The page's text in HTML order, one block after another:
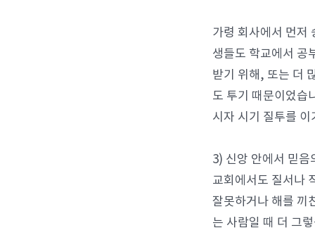
가령 회사에서 먼저
생들도 학교에서 공
받기 위해, 또는 더
도 투기 때문이었습
시자 시기 질투를
3) 신앙 안에서 믿음
교회에서도 질서나
잘못하거나 해를 끼
는 사람일 때 더 그